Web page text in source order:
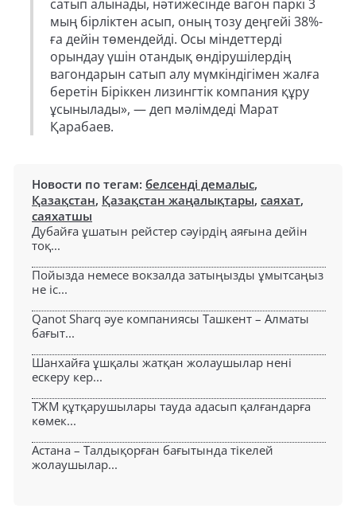
сатып алынады, нәтижесінде вагон паркі 3
мың бірліктен асып, оның тозу деңгейі 38%-
ға дейін төмендейді. Осы міндеттерді
орындау үшін отандық өндірушілердің
вагондарын сатып алу мүмкіндігімен жалға
беретін Біріккен лизингтік компания құру
ұсынылады», — деп мәлімдеді Марат
Қарабаев.
Новости по тегам: белсенді демалыс,
Қазақстан, Қазақстан жаңалықтары, саяхат,
саяхатшы
Дубайға ұшатын рейстер сәуірдің аяғына дейін
тоқ...
Пойызда немесе вокзалда затыңызды ұмытсаңыз
не іс...
Qanot Sharq әуе компаниясы Ташкент – Алматы
бағыт...
Шанхайға ұшқалы жатқан жолаушылар нені
ескеру кер...
ТЖМ құтқарушылары тауда адасып қалғандарға
көмек...
Астана – Талдықорған бағытында тікелей
жолаушылар...